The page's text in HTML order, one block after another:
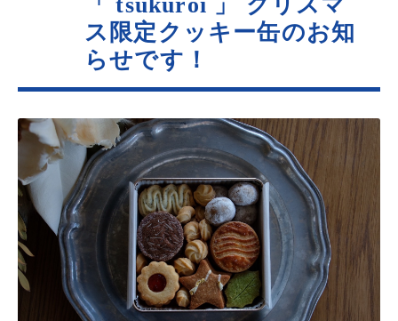
ス限定クッキー缶のお知
らせです！